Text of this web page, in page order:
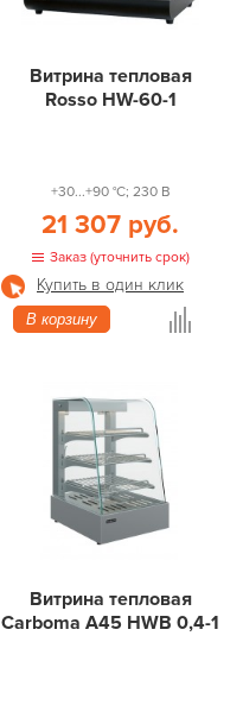
Витрина тепловая
Rosso HW-60-1
+30...+90 °С; 230 В
21 307 руб.
Заказ (уточнить срок)
Купить в один клик
В корзину
Витрина тепловая
Carboma A45 HWB 0,4-1